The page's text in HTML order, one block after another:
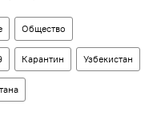
Общество
Карантин Узбекистан